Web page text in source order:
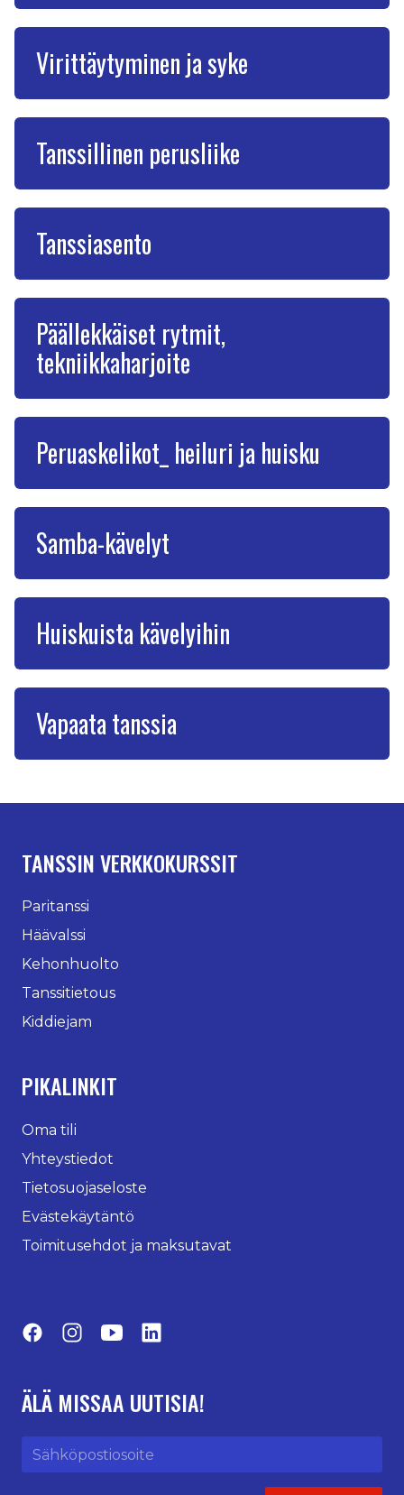
Virittäytyminen ja syke
Tanssillinen perusliike
Tanssiasento
Päällekkäiset rytmit,
tekniikkaharjoite
Peruaskelikot_ heiluri ja huisku
Samba-kävelyt
Huiskuista kävelyihin
Vapaata tanssia
TANSSIN VERKKOKURSSIT
Paritanssi
Häävalssi
Kehonhuolto
Tanssitietous
Kiddiejam
PIKALINKIT
Oma tili
Yhteystiedot
Tietosuojaseloste
Evästekäytäntö
Toimitusehdot ja maksutavat
FacebookInstagramYouTube
ÄLÄ MISSAA UUTISIA!
Sähköpostiosoite